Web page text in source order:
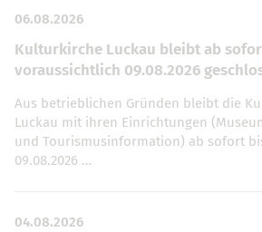
06.08.2026
Kulturkirche Luckau bleibt ab
voraussichtlich 09.08.2026
Aus betrieblichen Gründen bleibt die
Luckau mit ihren Einrichtungen
und Tourismusinformation) ab sofort
09.08.2026 …
04.08.2026